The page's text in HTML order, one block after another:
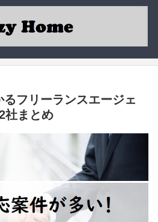
フリーランスエージェ
社まとめ